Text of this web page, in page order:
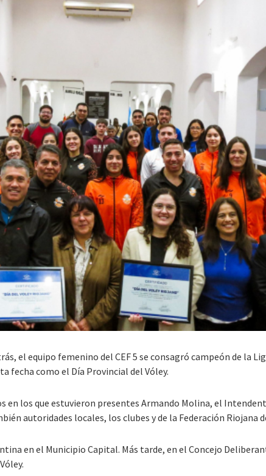
el equipo femenino del CEF 5 se consagró campeón de la
fecha como el Día Provincial del Vóley.
en los que estuvieron presentes Armando Molina, el
autoridades locales, los clubes y de la Federación Riojana
en el Municipio Capital. Más tarde, en el Concejo